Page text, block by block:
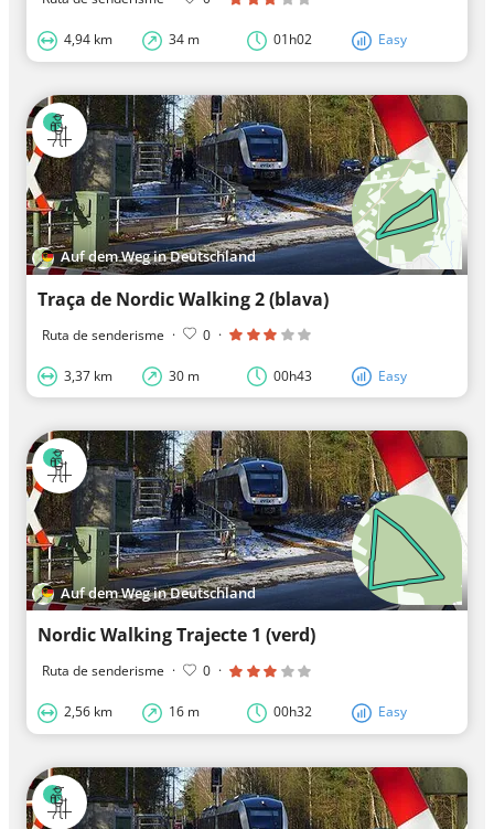
4,94 km 34 m 01h02 Easy
Auf dem Weg in Deutschland
Traça de Nordic Walking 2 (blava)
Ruta de senderisme · 0 ·
3,37 km 30 m 00h43 Easy
Auf dem Weg in Deutschland
Nordic Walking Trajecte 1 (verd)
Ruta de senderisme · 0 ·
2,56 km 16 m 00h32 Easy